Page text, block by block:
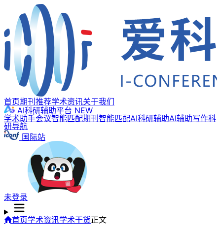
首页期刊推荐学术资讯关于我们
AI科研辅助平台 NEW
学术助手会议智能匹配期刊智能匹配AI科研辅助AI辅助写作科
研导航
国际站
未登录
首页学术资讯学术干货正文